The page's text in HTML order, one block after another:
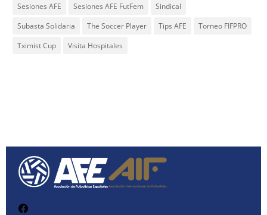
Sesiones AFE
Sesiones AFE FutFem
Sindical
Subasta Solidaria
The Soccer Player Tips AFE
Torneo FIFPRO
Tximist Cup
Visita Hospitales